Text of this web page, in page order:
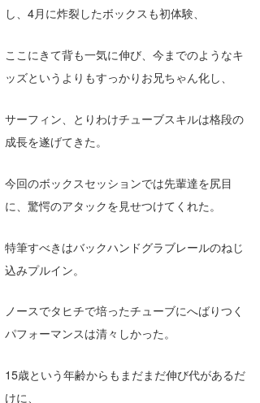
し、4月に炸裂したボックスも初体験、
ここにきて背も一気に伸び、今までのようなキ
ッズというよりもすっかりお兄ちゃん化し、
サーフィン、とりわけチューブスキルは格段の
成長を遂げてきた。
今回のボックスセッションでは先輩達を尻目
に、驚愕のアタックを見せつけてくれた。
特筆すべきはバックハンドグラブレールのねじ
込みプルイン。
ノースでタヒチで培ったチューブにへばりつく
パフォーマンスは清々しかった。
15歳という年齢からもまだまだ伸び代があるだ
けに、
Yasunari Inoue
Yoshiyuki Obata
arukasvision
DELTA FORCE SURF
CBA Films
熊谷素子
Colors MAGAZINE
WAVAL
福島寿実子
中浦“JET”章
嵯峨明日香
進士剛光
田原啓江
植村未来
NOBUFUKU
大野”MAR”修聖
喜納海人
波伝説スタッフ
☆加藤
+☆maki☆+
Aichan
chan-U
ECE
G◎Da
H
KID
KOBU
MIN
波伝説